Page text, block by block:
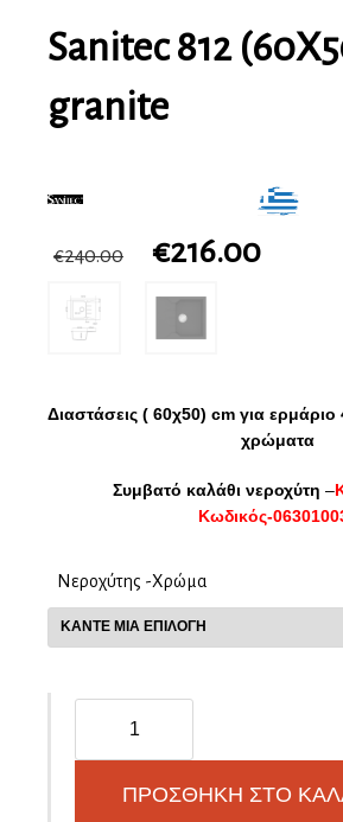
Sanitec 812
granite
€240.00 €216.00
Διαστάσεις ( 60χ50) cm για
χρώματα
Συμβατό καλάθι νεροχύτη –
Κωδικός-
Νεροχύτης -Χρώμα
(60X50)
granite
ΠΡΟΣΘΉΚΗ ΣΤΟ